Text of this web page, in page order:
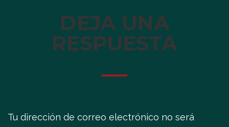
DEJA UNA
RESPUESTA
Tu dirección de correo electrónico no será